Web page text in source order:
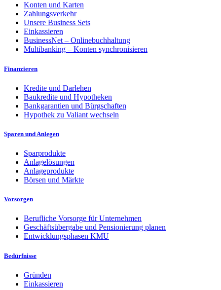
Konten und Karten
Zahlungsverkehr
Unsere Business Sets
Einkassieren
BusinessNet – Onlinebuchhaltung
Multibanking – Konten synchronisieren
Finanzieren
Kredite und Darlehen
Baukredite und Hypotheken
Bankgarantien und Bürgschaften
Hypothek zu Valiant wechseln
Sparen und Anlegen
Sparprodukte
Anlagelösungen
Anlageprodukte
Börsen und Märkte
Vorsorgen
Berufliche Vorsorge für Unternehmen
Geschäftsübergabe und Pensionierung planen
Entwicklungsphasen KMU
Bedürfnisse
Gründen
Einkassieren